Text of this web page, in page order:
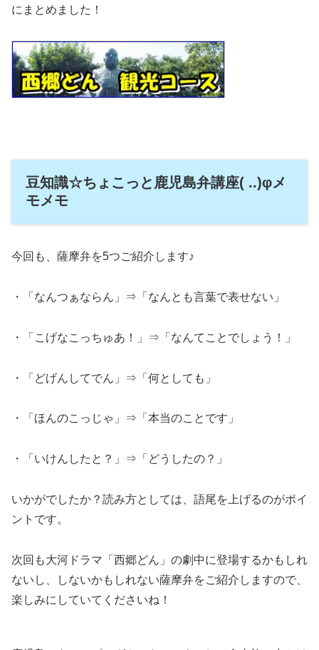
にまとめました！
豆知識☆ちょこっと鹿児島弁講座( ..)φメ
モメモ
今回も、薩摩弁を5つご紹介します♪
・「なんつぁならん」⇒「なんとも言葉で表せない」
・「こげなこっちゅあ！」⇒「なんてことでしょう！」
・「どげんしてでん」⇒「何としても」
・「ほんのこっじゃ」⇒「本当のことです」
・「いけんしたと？」⇒「どうしたの？」
いかがでしたか？読み方としては、語尾を上げるのがポイ
ントです。
次回も大河ドラマ「西郷どん」の劇中に登場するかもしれ
ないし、しないかもしれない薩摩弁をご紹介しますので、
楽しみにしていてくださいね！